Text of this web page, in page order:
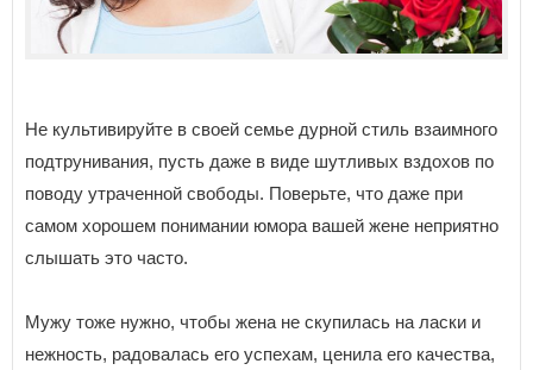
Не культивируйте в своей семье дурной стиль взаимного
подтрунивания, пусть даже в виде шутливых вздохов по
поводу утраченной свободы. Поверьте, что даже при
самом хорошем понимании юмора вашей жене неприятно
слышать это часто.
Мужу тоже нужно, чтобы жена не скупилась на ласки и
нежность, радовалась его успехам, ценила его качества,